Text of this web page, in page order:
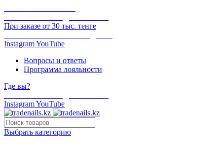
При заказе от 30 тыс. тенге
InstagramYouTube
Вопросы и ответы
Программа лояльности
Где вы?
InstagramYouTube
Выбрать категорию